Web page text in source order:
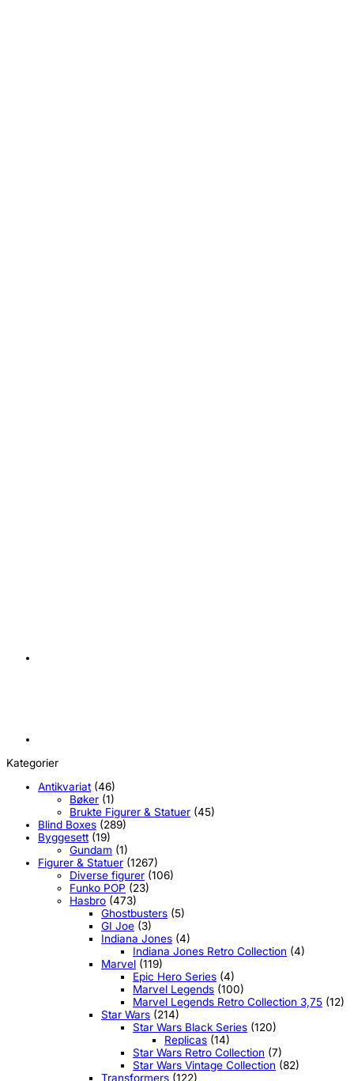
Kategorier
Antikvariat (46)
Bøker (1)
Brukte Figurer & Statuer (45)
Blind Boxes (289)
Byggesett (19)
Gundam (1)
Figurer & Statuer (1267)
Diverse figurer (106)
Funko POP (23)
Hasbro (473)
Ghostbusters (5)
GI Joe (3)
Indiana Jones (4)
Indiana Jones Retro Collection (4)
Marvel (119)
Epic Hero Series (4)
Marvel Legends (100)
Marvel Legends Retro Collection 3,75 (12)
Star Wars (214)
Star Wars Black Series (120)
Replicas (14)
Star Wars Retro Collection (7)
Star Wars Vintage Collection (82)
Transformers (122)